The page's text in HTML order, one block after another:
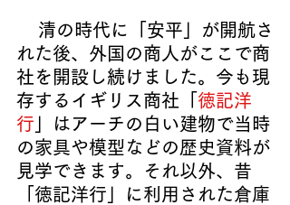
  清の時代に「安平」が開航さ
れた後、外国の商人がここで商
社を開設し続けました。今も現
存するイギリス商社「 徳記洋
行 」はアーチの白い建物で当時
の家具や模型などの歴史資料が
見学できます。それ以外、昔
「徳記洋行」に利用された倉庫